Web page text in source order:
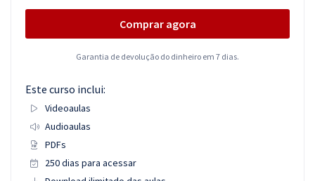
Comprar agora
Garantia de devolução do dinheiro em 7 dias.
Este curso inclui:
Videoaulas
Audioaulas
PDFs
250 dias para acessar